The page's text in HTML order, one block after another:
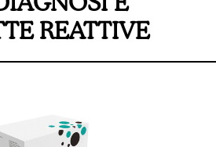
REATTIVE